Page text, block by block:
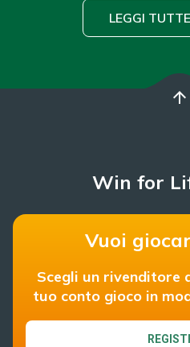
LEGGI
arrow_upward
Win for
Vuoi
Scegli un rivenditore
tuo conto gioco in